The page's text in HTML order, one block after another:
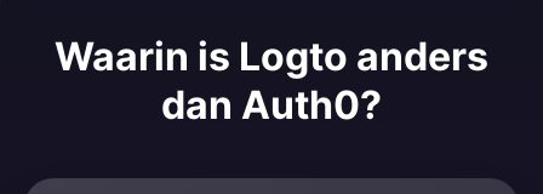
Waarin is Logto anders
dan Auth0?